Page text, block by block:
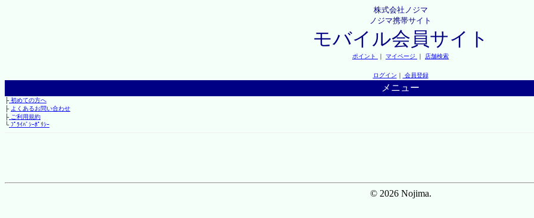
株式会社ノジマ
ノジマ携帯サイト
モバイル会員サイト
ポイント ｜ マイページ ｜ 店舗検索
ログイン ｜ 会員登録
メニュー
├初めての方へ
├ よくあるお問い合わせ
├ご利用規約
└ﾌﾟﾗｲﾊﾞｼｰﾎﾟﾘｼｰ
© 2026 Nojima.